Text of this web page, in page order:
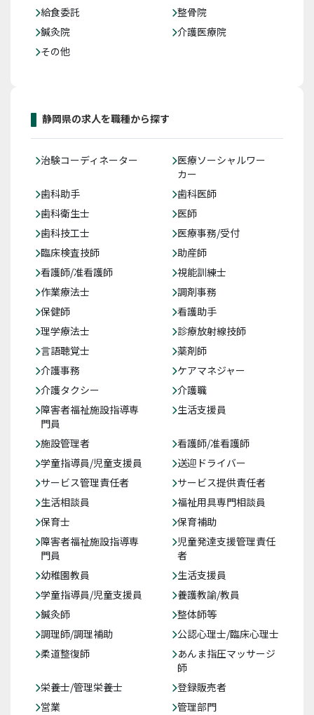
給食委託
整骨院
鍼灸院
介護医療院
その他
静岡県の求人を職種から探す
治験コーディネーター
医療ソーシャルワー
カー
歯科助手
歯科医師
歯科衛生士
医師
歯科技工士
医療事務/受付
臨床検査技師
助産師
看護師/准看護師
視能訓練士
作業療法士
調剤事務
保健師
看護助手
理学療法士
診療放射線技師
言語聴覚士
薬剤師
介護事務
ケアマネジャー
介護タクシー
介護職
障害者福祉施設指導専
門員
生活支援員
施設管理者
看護師/准看護師
学童指導員/児童支援員
送迎ドライバー
サービス管理責任者
サービス提供責任者
生活相談員
福祉用具専門相談員
保育士
保育補助
障害者福祉施設指導専
門員
児童発達支援管理責任
者
幼稚園教員
生活支援員
学童指導員/児童支援員
養護教諭/教員
鍼灸師
整体師等
調理師/調理補助
公認心理士/臨床心理士
柔道整復師
あんま指圧マッサージ
師
栄養士/管理栄養士
登録販売者
営業
管理部門